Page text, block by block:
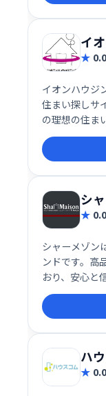
イ
イオンハウジ
住まい探しサ
の理想の住ま
す。快適な
せんか？
シ
シャーメゾン
ンドです。高
おり、安心と
キュリティ
す。
ハ